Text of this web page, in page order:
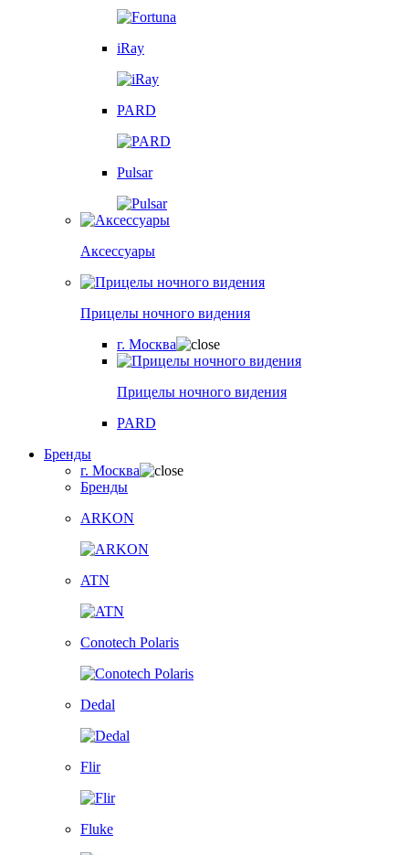
iRay
PARD
Pulsar
Аксессуары
Прицелы ночного видения
г. Москва
Прицелы ночного видения
PARD
Бренды
г. Москва
Бренды
ARKON
ATN
Conotech Polaris
Dedal
Flir
Fluke